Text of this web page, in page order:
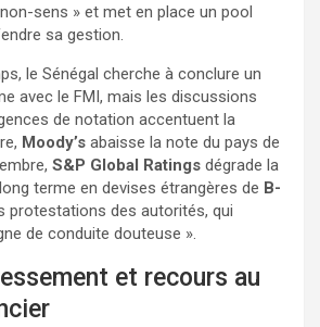
sens » et met en place un pool
sa gestion.
le Sénégal cherche à conclure un
avec le FMI, mais les discussions
de notation accentuent la
Moody’s abaisse la note du pays de
S&P Global Ratings dégrade la
terme en devises étrangères de B-
protestations des autorités, qui
de conduite douteuse ».
et recours au